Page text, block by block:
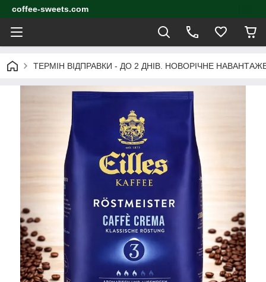
coffee-sweets.com
ТЕРМІН ВІДПРАВКИ - ДО 2 ДНІВ. НОВОРІЧНЕ